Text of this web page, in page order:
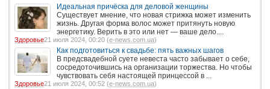
Идеальная причёска для деловой женщины
Существует мнение, что новая стрижка может изменить
жизнь. Другая форма волос может притянуть новую
энергетику. Верить в это или нет — ваше дело....
Здоровье21 июля 2024, 00:20 (e-news.com.ua)
Как подготовиться к свадьбе: пять важных шагов
В предсвадебной суете невеста часто забывает о себе,
сосредоточившись на организации торжества. Но чтобы
чувствовать себя настоящей принцессой в ...
Здоровье21 июля 2024, 00:52 (e-news.com.ua)